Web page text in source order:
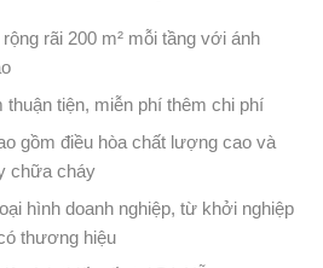
rãi 200 m² mỗi tầng với ánh
tiện, miễn phí thêm chi phí
gồm điều hòa chất lượng cao và
chữa cháy
hình doanh nghiệp, từ khởi nghiệp
thương hiệu